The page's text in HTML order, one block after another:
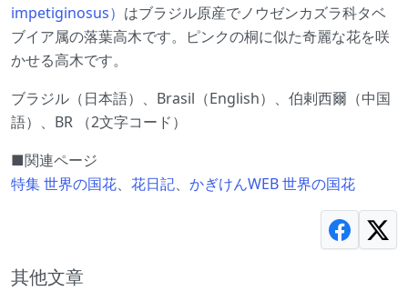
impetiginosus） はブラジル原産でノウゼンカズラ科タベ
ブイア属の落葉高木です。ピンクの桐に似た奇麗な花を咲
かせる高木です。
ブラジル（日本語）、Brasil（English）、伯剌西爾（中国
語）、BR （2文字コード）
■関連ページ
特集 世界の国花、 花日記、 かぎけんWEB 世界の国花
其他文章